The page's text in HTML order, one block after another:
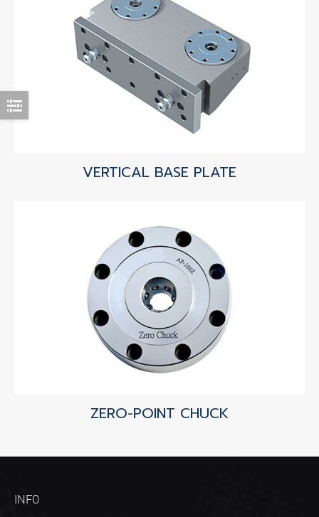
VERTICAL BASE PLATE
ZERO-POINT CHUCK
INFO